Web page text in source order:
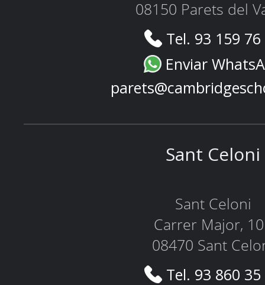
08150 Parets del
Tel. 93 159
Enviar
Sant Celoni
Sant Celoni
Carrer Major,
08470 Sant
Tel. 93 860